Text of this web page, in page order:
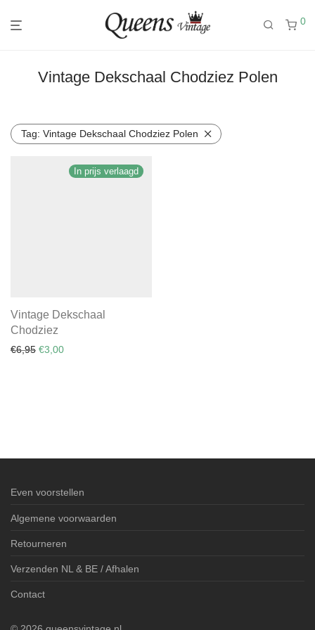
0
Vintage Dekschaal Chodziez Polen
Tag: Vintage Dekschaal Chodziez Polen
In prijs verlaagd
Vintage Dekschaal
Chodziez
€6,95 Oorspronkelijke prijs was: €6,95.
€3,00Huidige prijs is: €3,00.
Even voorstellen
Algemene voorwaarden
Retourneren
Verzenden NL & BE / Afhalen
Contact